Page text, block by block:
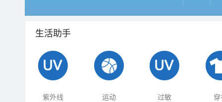
生活助手
紫外线 运动 过敏 穿